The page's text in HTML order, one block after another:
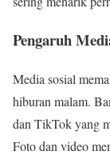
Pengaruh
Media sosial
hiburan malam.
dan TikTok yang
Foto dan video